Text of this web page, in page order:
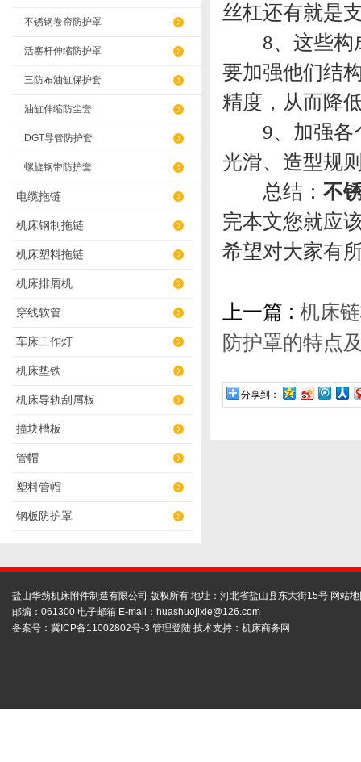
不锈钢卷帘防护罩
活塞杆伸缩防护罩
三防布油缸保护套
油缸伸缩防尘套
DGT导管防护套
螺旋钢带防护套
电缆拖链
机床钢制拖链
机床塑料拖链
机床排屑机
穿线软管
车床工作灯
机床垫铁
机床导轨刮屑板
撞块槽板
管帽
塑料管帽
钢板防护罩
丝杠还有就是
8、这些构成
要加强他们结
精度，从而降
9、加强各个
光滑、造型规
总结： 不
完本文您就应
希望对大家有
上一篇 : 机床
防护罩的特点
分享到：
盐山华蒴机床附件制造有限公司 版权所有 地址：河北省盐山县东大街15号 网站
邮编：061300 电子邮箱 E-mail： huashuojixie@126.com
备案号： 冀ICP备11002802号-3 管理登陆 技术支持： 机床商务网